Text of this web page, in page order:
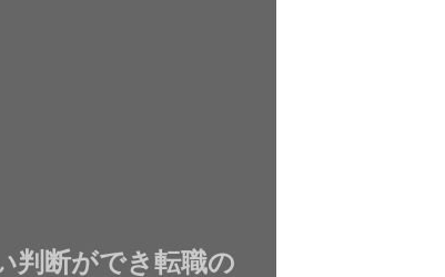
判断ができ転職の